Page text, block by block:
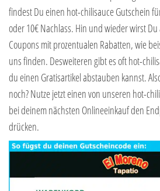
findest Du einen hot-chilisauce Gutschein
oder 10€ Nachlass. Hin und wieder wirst
Coupons mit prozentualen Rabatten, wie
uns finden. Desweiteren gibt es oft hot-
du einen Gratisartikel abstauben kannst.
noch? Nutze jetzt einen von unseren hot-
bei deinem nächsten Onlineeinkauf den
drücken.